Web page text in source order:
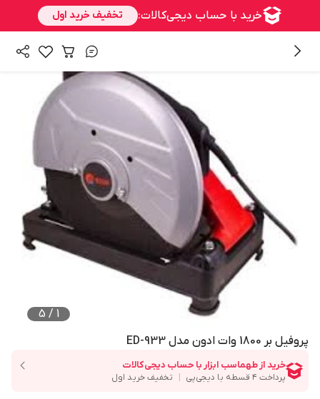
1
/
5
پروفیل بر 1800 وات ادون مدل ED-933